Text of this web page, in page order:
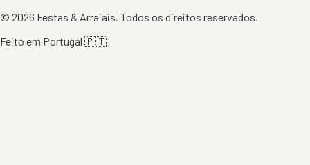
© 2026 Festas & Arraiais. Todos os direitos reservados.
Feito em Portugal 🇵🇹